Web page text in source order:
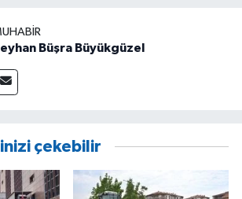
Büşra Büyükgüzel
çekebilir